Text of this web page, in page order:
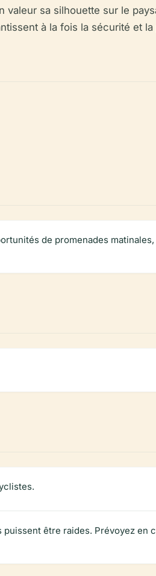
sa silhouette sur le
à la fois la sécurité et la
de promenades matinales,
être raides. Prévoyez en